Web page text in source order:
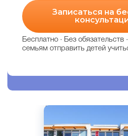
Записаться на
Бесплатно · Без обязательств
семьям отправить детей
Английский
Частный